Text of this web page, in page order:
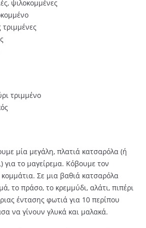
ψιλοκομμένες
τριμμένο
μία μεγάλη, πλατιά κατσαρόλα (ή
για το μαγείρεμα. Κόβουμε τον
Σε μια βαθιά κατσαρόλα
το πράσο, το κρεμμύδι, αλάτι, πιπέρι
έντασης φωτιά για 10 περίπου
να γίνουν γλυκά και μαλακά.